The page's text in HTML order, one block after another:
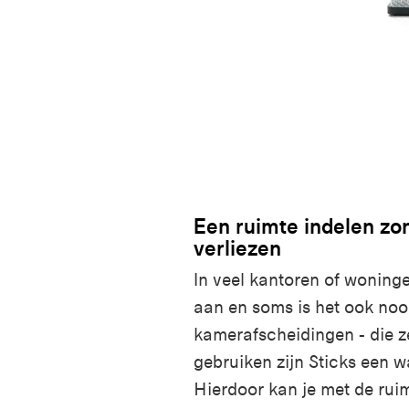
Een ruimte indelen
verliezen
In veel kantoren of
aan en soms is het ook
kamerafscheidingen - die
gebruiken zijn Sticks een
Hierdoor kan je met de